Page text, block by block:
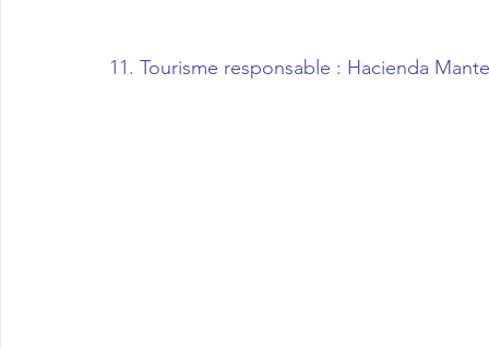
11. Tourisme responsable : Hacienda